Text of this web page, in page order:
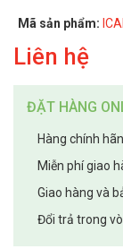
Mã sản phẩm:
Liên hệ
ĐẶT HÀNG
Hàng chính
Miễn phí giao
Giao hàng và
Đổi trả trong